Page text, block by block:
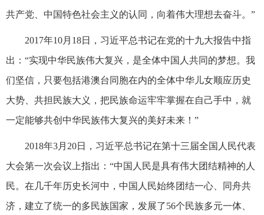
共产党、中国特色社会主义的认同，向着伟大理想去奋斗。”
2017年10月18日，习近平总书记在党的十九大报告中指
出：“实现中华民族伟大复兴，是全体中国人共同的梦想。我
们坚信，只要包括港澳台同胞在内的全体中华儿女顺应历史
大势、共担民族大义，把民族命运牢牢掌握在自己手中，就
一定能够共创中华民族伟大复兴的美好未来！”
2018年3月20日，习近平总书记在第十三届全国人民代表
大会第一次会议上指出：“中国人民是具有伟大团结精神的人
民。在几千年历史长河中，中国人民始终团结一心、同舟共
济，建立了统一的多民族国家，发展了56个民族多元一体、